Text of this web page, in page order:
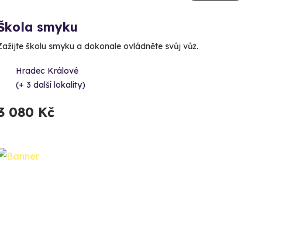
smyku
školu smyku a dokonale ovládněte svůj vůz.
Hradec Králové
(+ 3 další lokality)
080 Kč